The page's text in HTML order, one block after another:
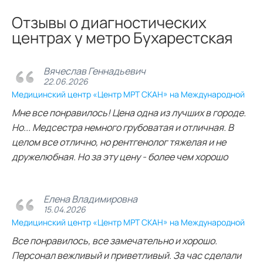
Отзывы о диагностических
центрах у метро Бухарестская
Вячеслав Геннадьевич
22.06.2026
Медицинский центр «Центр МРТ СКАН» на Международной
Мне все понравилось! Цена одна из лучших в городе.
Но... Медсестра немного грубоватая и отличная. В
целом все отлично, но рентгенолог тяжелая и не
дружелюбная. Но за эту цену - более чем хорошо
Елена Владимировна
15.04.2026
Медицинский центр «Центр МРТ СКАН» на Международной
Все понравилось, все замечательно и хорошо.
Персонал вежливый и приветливый. За час сделали